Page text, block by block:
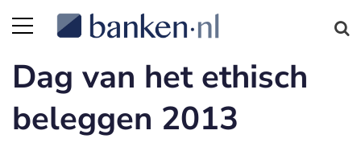
Dag van het ethisch
beleggen 2013